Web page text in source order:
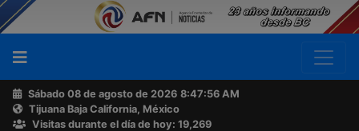
Sábado 08 de agosto de 2026 8:47:57 AM
Tijuana Baja California, México
Visitas durante el día de hoy: 19,269
Buscador